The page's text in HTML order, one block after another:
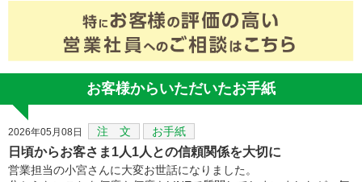
お客様からいただいたお手紙
2026年05月08日 注 文 お手紙
日頃からお客さま1人1人との信頼関係を大切に
営業担当の小宮さんに大変お世話になりました。